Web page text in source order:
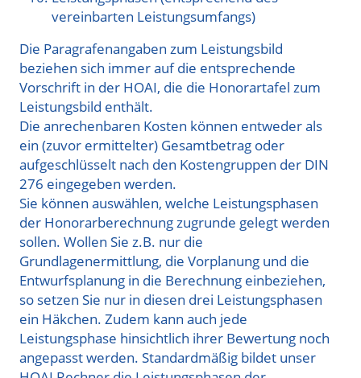
vereinbarten Leistungsumfangs)
Die Paragrafenangaben zum Leistungsbild
beziehen sich immer auf die entsprechende
Vorschrift in der HOAI, die die Honorartafel zum
Leistungsbild enthält.
Die anrechenbaren Kosten können entweder als
ein (zuvor ermittelter) Gesamtbetrag oder
aufgeschlüsselt nach den Kostengruppen der DIN
276 eingegeben werden.
Sie können auswählen, welche Leistungsphasen
der Honorarberechnung zugrunde gelegt werden
sollen. Wollen Sie z.B. nur die
Grundlagenermittlung, die Vorplanung und die
Entwurfsplanung in die Berechnung einbeziehen,
so setzen Sie nur in diesen drei Leistungsphasen
ein Häkchen. Zudem kann auch jede
Leistungsphase hinsichtlich ihrer Bewertung noch
angepasst werden. Standardmäßig bildet unser